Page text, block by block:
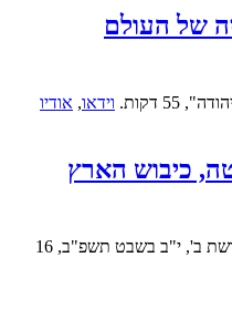
של העולם
דקות. וידאו, אודיו
כיבוש הארץ
ראיון עם הרב בתוכניתו של קובי אוז ברשת ב', י"ב בשבט תשפ"ב, 16